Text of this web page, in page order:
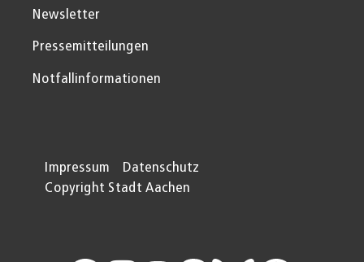
Newsletter
Pressemitteilungen
Notfallinformationen
Impressum
Datenschutz
Copyright Stadt Aachen